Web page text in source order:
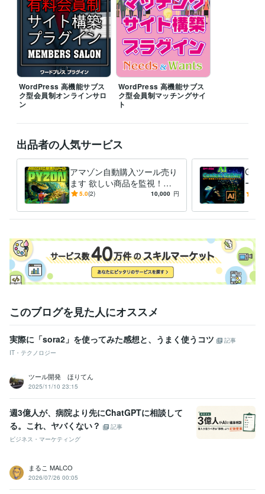
SQL:6年TypeScript:2年Electron:1年Flutter:1年Node.js:3年
Nuxt.js:3年React:3年React Native:1年Unity:3年Vue.js:3年
Unreal Engine:2年MySQL:6年 SQLite:2年 GitHub:6年
ビジネス・クリエイティブツール
WordPress:6年Google Analytics:6年Google Search Console:6年
PageSpeed Insights:3年kintone:2年Stable Diffusion:1年
ChatGPT:1年 Bard:0年DALL-E:0年Adobe Firefly:0年
Adobe Photoshop:10年Adobe Premiere Pro:3年
Adobe Illustrator:10年
Canva:2年
Adobe After Effects:3年Adobe Animate:2年Blender:4年
Web制作・HP作成・EC構築
ワードプレスオリジナルプラグイン販
WordPress ウェブ制作 ウェブサービス ワードプレス
プラグイン
自動化
ウェブデザイン
IT相談・システム開発 Seleniumによる自動化ツール
自動化 Selenium amazon
WordPress 高機能サブス
ク型会員制オンラインサロ
ン
WordPress 高機能サブス
ク型会員制マッチングサイ
ト
出品者の人気サービス
アマゾン自動購入ツール売り
ます 欲しい商品を監視！
商品の自動検索・自動購入・
5.0(2) 10,000 円
ール
このブログを見た人にオススメ
実際に「sora2」を使ってみた感想と、うまく使うコツ
記事
IT・テクノロジー
ツール開発 ほりてん
2025/11/10 23:15
週3億人が、病院より先にChatGPTに相談して
る。これ、ヤバくない？
記事
ビジネス・マーケティング
まるこ MALCO
2026/07/26 00:05